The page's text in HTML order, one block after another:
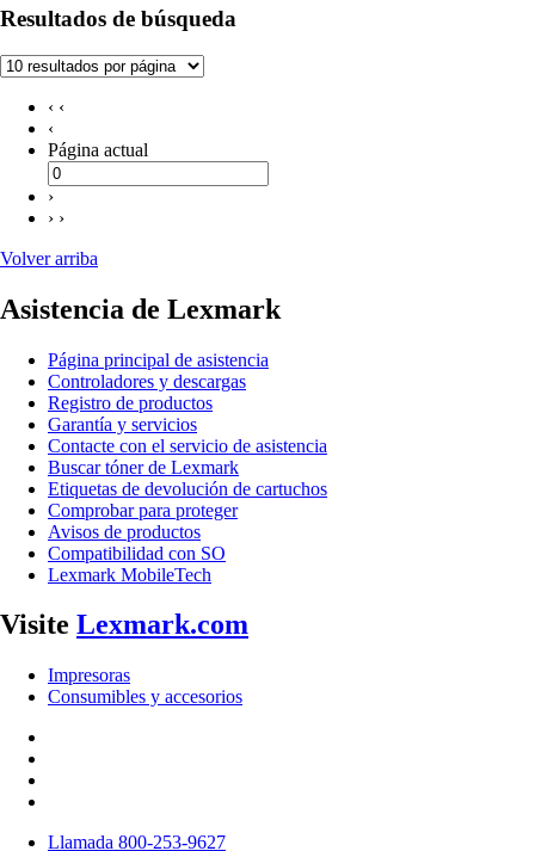
Resultados de búsqueda
‹ ‹
‹
Página actual
›
› ›
Volver arriba
Asistencia de Lexmark
Página principal de asistencia
Controladores y descargas
Registro de productos
Garantía y servicios
Contacte con el servicio de asistencia
Buscar tóner de Lexmark
Etiquetas de devolución de cartuchos
Comprobar para proteger
Avisos de productos
Compatibilidad con SO
Lexmark MobileTech
Visite Lexmark.com
Impresoras
Consumibles y accesorios
Llamada 800-253-9627